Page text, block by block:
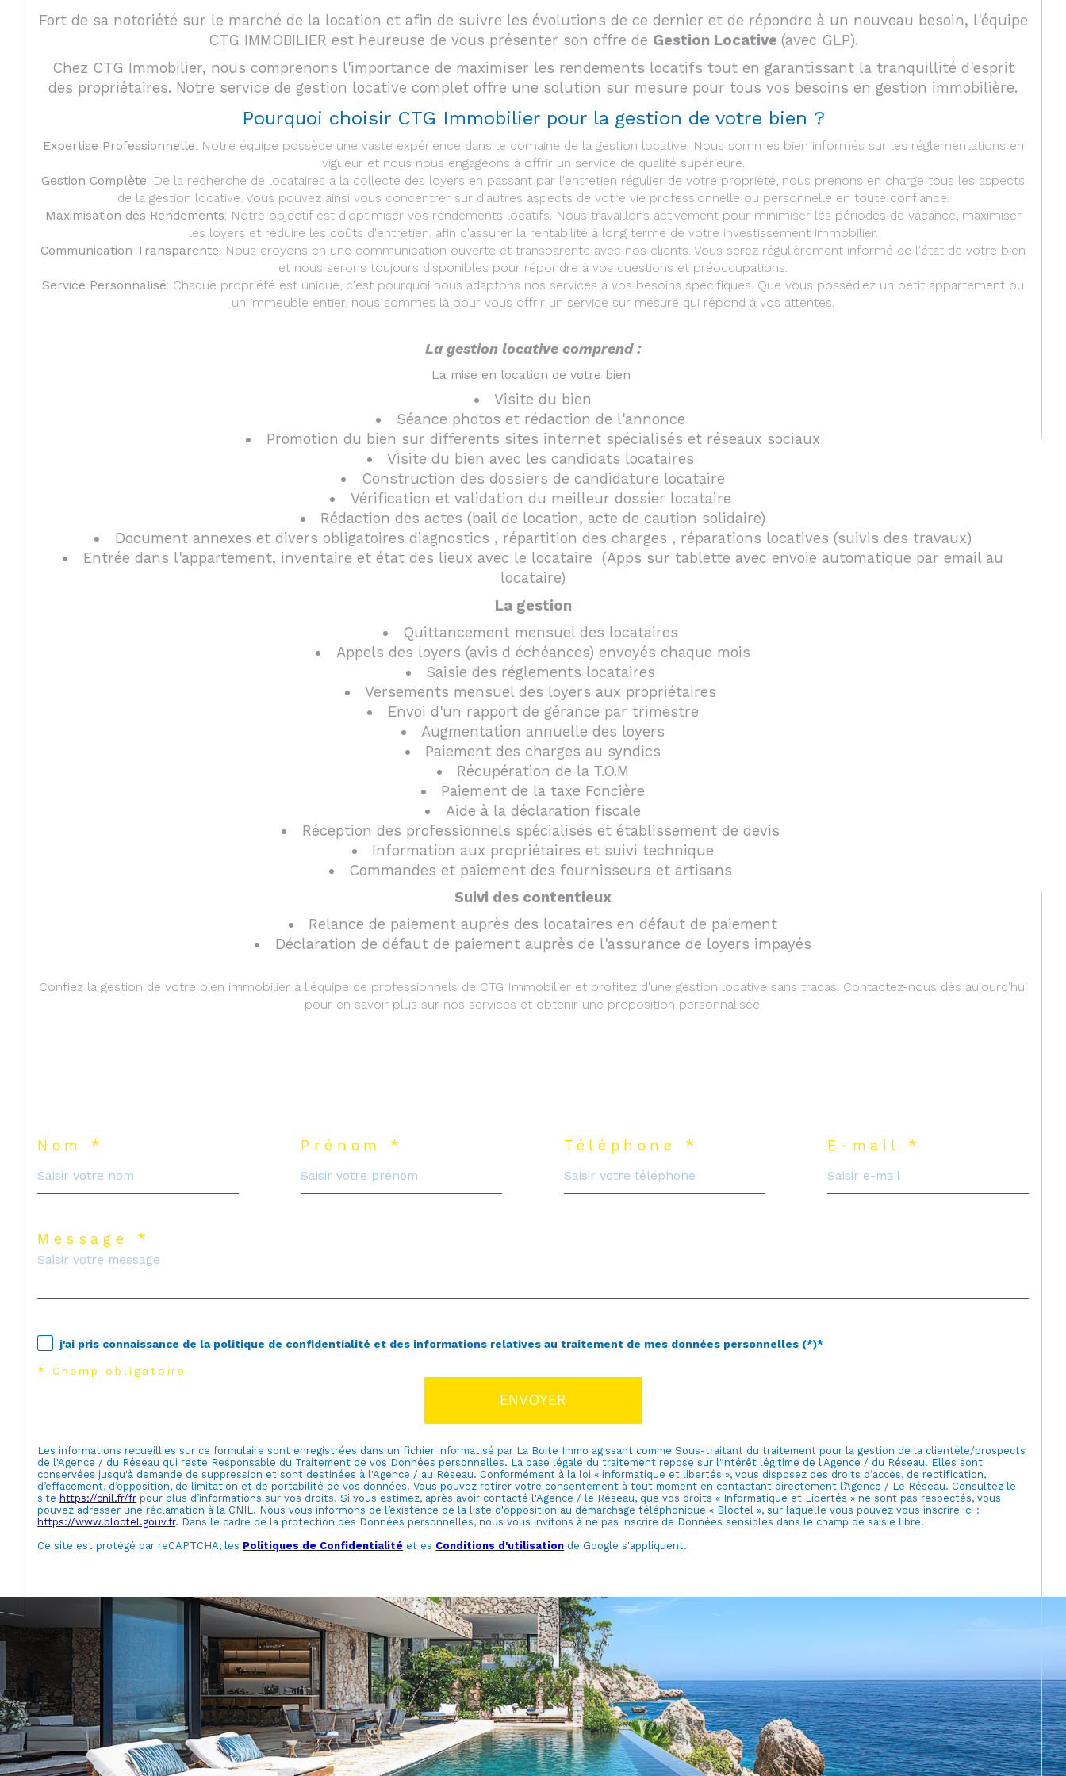
Fort de sa notoriété sur le marché de la location et afin de suivre les évolutions de ce dernier et de répondre à un nouveau besoin, l'équipe
CTG IMMOBILIER est heureuse de vous présenter son offre de Gestion Locative (avec GLP).
Chez CTG Immobilier, nous comprenons l'importance de maximiser les rendements locatifs tout en garantissant la tranquillité d'esprit
des propriétaires. Notre service de gestion locative complet offre une solution sur mesure pour tous vos besoins en gestion immobilière.
Pourquoi choisir CTG Immobilier pour la gestion de votre bien ?
Expertise Professionnelle: Notre équipe possède une vaste expérience dans le domaine de la gestion locative. Nous sommes bien informés sur les réglementations en
vigueur et nous nous engageons à offrir un service de qualité supérieure.
Gestion Complète: De la recherche de locataires à la collecte des loyers en passant par l'entretien régulier de votre propriété, nous prenons en charge tous les aspects
de la gestion locative. Vous pouvez ainsi vous concentrer sur d'autres aspects de votre vie professionnelle ou personnelle en toute confiance.
Maximisation des Rendements: Notre objectif est d'optimiser vos rendements locatifs. Nous travaillons activement pour minimiser les périodes de vacance, maximiser
les loyers et réduire les coûts d'entretien, afin d'assurer la rentabilité à long terme de votre investissement immobilier.
Communication Transparente: Nous croyons en une communication ouverte et transparente avec nos clients. Vous serez régulièrement informé de l'état de votre bien
et nous serons toujours disponibles pour répondre à vos questions et préoccupations.
Service Personnalisé: Chaque propriété est unique, c'est pourquoi nous adaptons nos services à vos besoins spécifiques. Que vous possédiez un petit appartement ou
un immeuble entier, nous sommes là pour vous offrir un service sur mesure qui répond à vos attentes.
La gestion locative comprend :
La mise en location de votre bien
Visite du bien
Séance photos et rédaction de l'annonce
Promotion du bien sur differents sites internet spécialisés et réseaux sociaux
Visite du bien avec les candidats locataires
Construction des dossiers de candidature locataire
Vérification et validation du meilleur dossier locataire
Rédaction des actes (bail de location, acte de caution solidaire)
Document annexes et divers obligatoires diagnostics , répartition des charges , réparations locatives (suivis des travaux)
Entrée dans l'appartement, inventaire et état des lieux avec le locataire (Apps sur tablette avec envoie automatique par email au
locataire)
La gestion
Quittancement mensuel des locataires
Appels des loyers (avis d échéances) envoyés chaque mois
Saisie des réglements locataires
Versements mensuel des loyers aux propriétaires
Envoi d'un rapport de gérance par trimestre
Augmentation annuelle des loyers
Paiement des charges au syndics
Récupération de la T.O.M
Paiement de la taxe Foncière
Aide à la déclaration fiscale
Réception des professionnels spécialisés et établissement de devis
Information aux propriétaires et suivi technique
Commandes et paiement des fournisseurs et artisans
Suivi des contentieux
Relance de paiement auprès des locataires en défaut de paiement
Déclaration de défaut de paiement auprès de l'assurance de loyers impayés
Confiez la gestion de votre bien immobilier à l'équipe de professionnels de CTG Immobilier et profitez d'une gestion locative sans tracas. Contactez-nous dès aujourd'hui
pour en savoir plus sur nos services et obtenir une proposition personnalisée.
Nom * Prénom * Téléphone * E-mail *
Message *
j'ai pris connaissance de la politique de confidentialité et des informations relatives au traitement de mes données personnelles (*)*
* Champ obligatoire
ENVOYER
Les informations recueillies sur ce formulaire sont enregistrées dans un fichier informatisé par La Boite Immo agissant comme Sous-traitant du traitement pour la gestion de la clientèle/prospects
de l'Agence / du Réseau qui reste Responsable du Traitement de vos Données personnelles. La base légale du traitement repose sur l'intérêt légitime de l'Agence / du Réseau. Elles sont
conservées jusqu'à demande de suppression et sont destinées à l'Agence / au Réseau. Conformément à la loi « informatique et libertés », vous disposez des droits d’accès, de rectification,
d’effacement, d’opposition, de limitation et de portabilité de vos données. Vous pouvez retirer votre consentement à tout moment en contactant directement l’Agence / Le Réseau. Consultez le
sitehttps://cnil.fr/fr pour plus d’informations sur vos droits. Si vous estimez, après avoir contacté l'Agence / le Réseau, que vos droits « Informatique et Libertés » ne sont pas respectés, vous
pouvez adresser une réclamation à la CNIL. Nous vous informons de l’existence de la liste d'opposition au démarchage téléphonique « Bloctel », sur laquelle vous pouvez vous inscrire ici :
https://www.bloctel.gouv.fr. Dans le cadre de la protection des Données personnelles, nous vous invitons à ne pas inscrire de Données sensibles dans le champ de saisie libre.
Ce site est protégé par reCAPTCHA, les Politiques de Confidentialité et es Conditions d'utilisation de Google s'appliquent.